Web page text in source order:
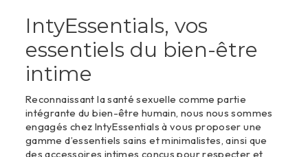
IntyEssentials, vos
essentiels du bien-être
intime
Reconnaissant la santé sexuelle comme partie
intégrante du bien-être humain, nous nous sommes
engagés chez IntyEssentials à vous proposer une
gamme d’essentiels sains et minimalistes, ainsi que
des accessoires intimes conçus pour respecter et